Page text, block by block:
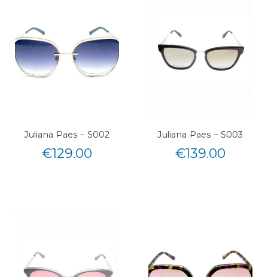
Juliana Paes – S002
€129.00
Juliana Paes – S003
€139.00